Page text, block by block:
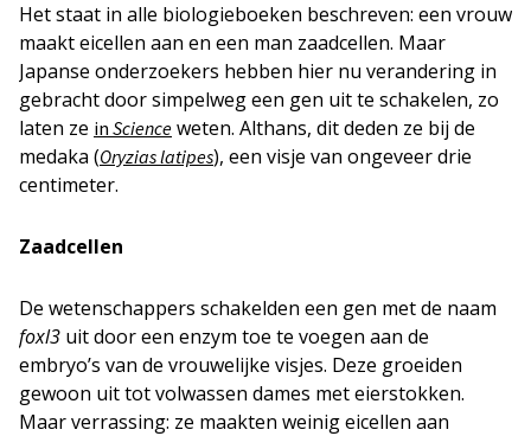
Het staat in alle biologieboeken beschreven: een vrouw
maakt eicellen aan en een man zaadcellen. Maar
Japanse onderzoekers hebben hier nu verandering in
gebracht door simpelweg een gen uit te schakelen, zo
laten ze in Science weten. Althans, dit deden ze bij de
medaka (Oryzias latipes), een visje van ongeveer drie
centimeter.
Zaadcellen
De wetenschappers schakelden een gen met de naam
foxl3 uit door een enzym toe te voegen aan de
embryo’s van de vrouwelijke visjes. Deze groeiden
gewoon uit tot volwassen dames met eierstokken.
Maar verrassing: ze maakten weinig eicellen aan